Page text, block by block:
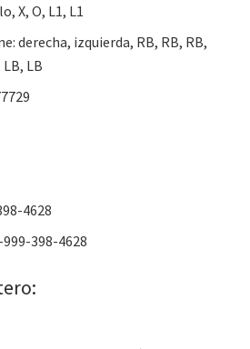
X, O, L1, L1
derecha, izquierda, RB, RB, RB,
LB, LB
4628
398-4628